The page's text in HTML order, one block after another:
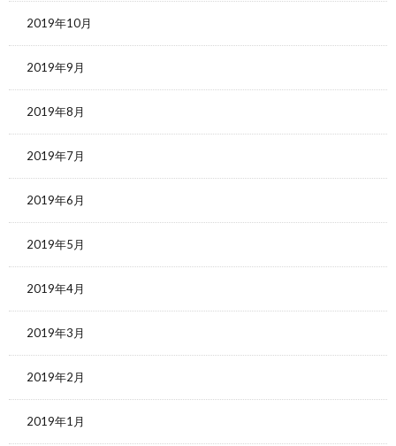
2019年10月
2019年9月
2019年8月
2019年7月
2019年6月
2019年5月
2019年4月
2019年3月
2019年2月
2019年1月